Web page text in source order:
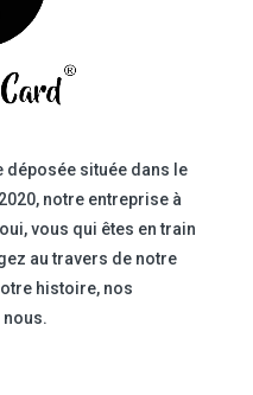
déposée située dans le
notre entreprise à
vous qui êtes en train
au travers de notre
histoire, nos